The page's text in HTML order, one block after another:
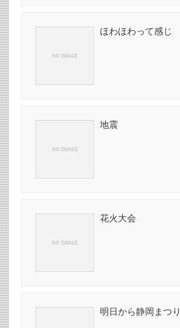
ほわほわって感じ
地震
花火大会
明日から静岡まつり